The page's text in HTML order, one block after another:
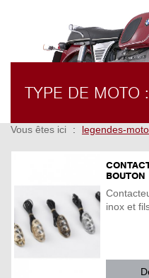
TYPE DE MOTO :
Vous êtes ici legendes-
BOUTON
inox et